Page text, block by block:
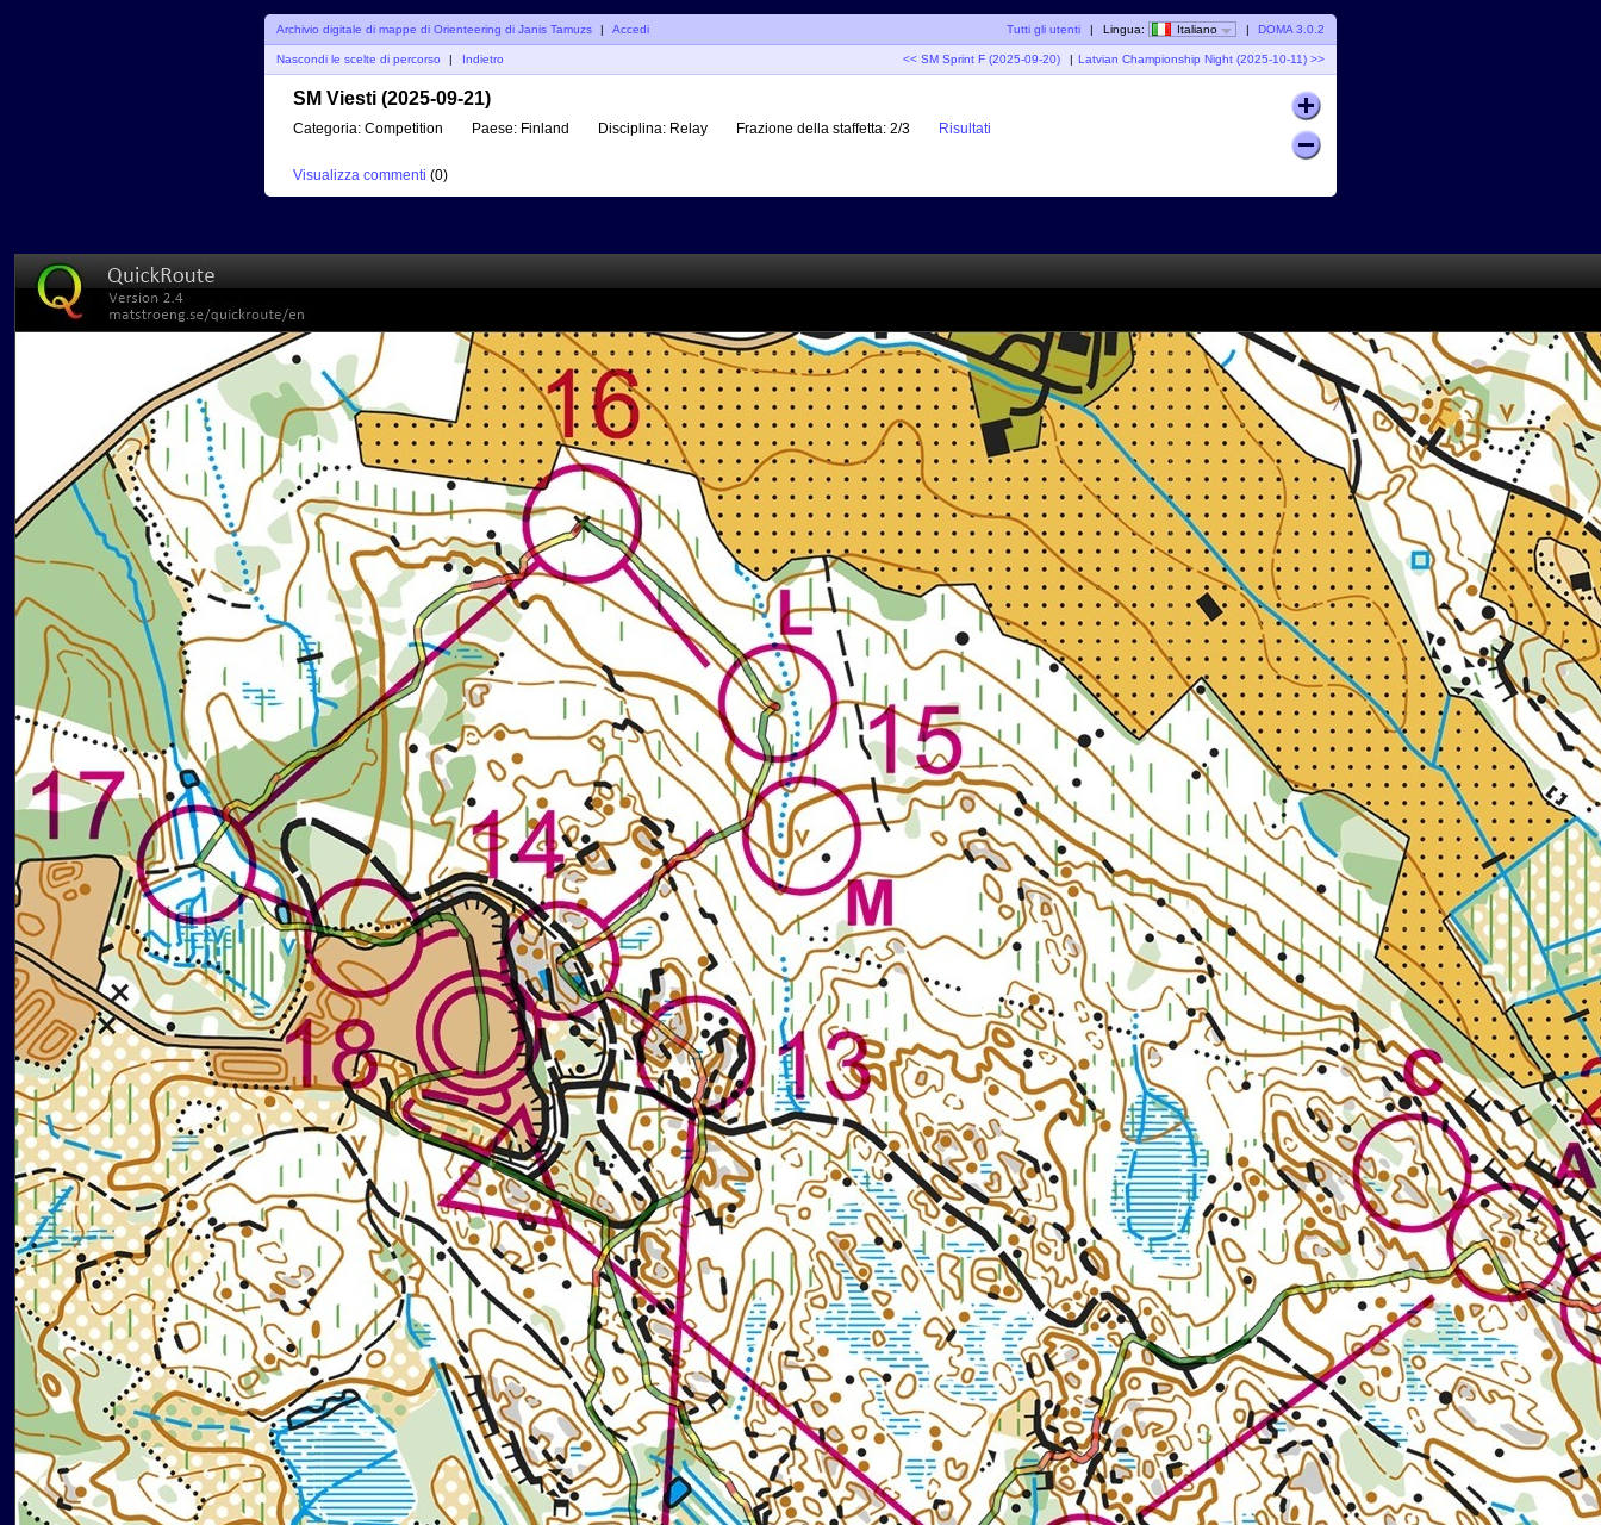
Archivio digitale di mappe di Orienteering di Janis Tamuzs | Accedi Tutti gli utenti | Lingua: Italiano | DOMA 3.0.2
Nascondi le scelte di percorso Indietro << SM Sprint F (2025-09-20) Latvian Championship Night (2025-10-11) >>
SM Viesti (2025-09-21)
Categoria: Competition Paese: Finland Disciplina: Relay Frazione della staffetta: 2/3 Risultati
Visualizza commenti (0)